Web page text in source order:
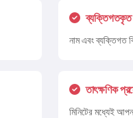
ব্যক্তিগতকৃত
নাম এবং ব্যক্তিগত
তাৎক্ষণিক
মিনিটের মধ্যেই